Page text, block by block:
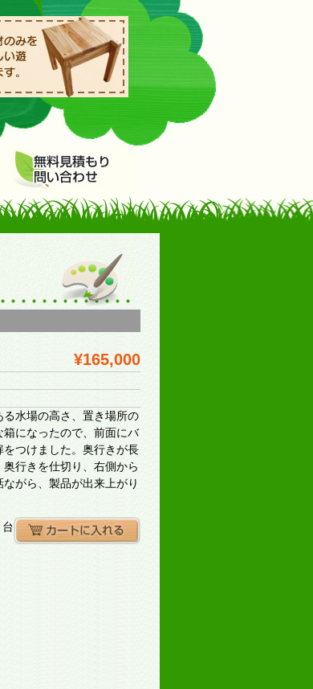
¥165,000
水場の高さ、置き場所の
になったので、前面にバ
つけました。奥行きが長
行きを仕切り、右側から
がら、製品が出来上がり
台